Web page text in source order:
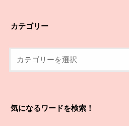
カテゴリー
気になるワードを検索！